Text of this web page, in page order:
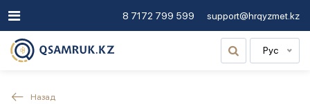
8 7172 799 599 support@hrqyzmet.kz
Рус
Назад